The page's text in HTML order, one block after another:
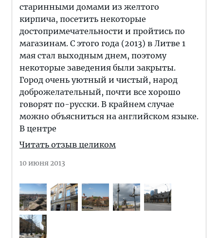
старинными домами из желтого
кирпича, посетить некоторые
достопримечательности и пройтись по
магазинам. С этого года (2013) в Литве 1
мая стал выходным днем, поэтому
некоторые заведения были закрыты.
Город очень уютный и чистый, народ
доброжелательный, почти все хорошо
говорят по-русски. В крайнем случае
можно объясниться на английском языке.
В центре
Читать отзыв целиком
10 июня 2013